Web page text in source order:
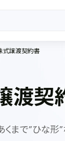
式譲渡契約書
渡契
まで”ひな形